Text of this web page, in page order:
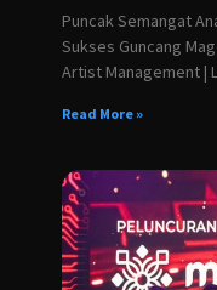
Puncak Semangat
Sukses Guncang
Artist Management |
Read More »